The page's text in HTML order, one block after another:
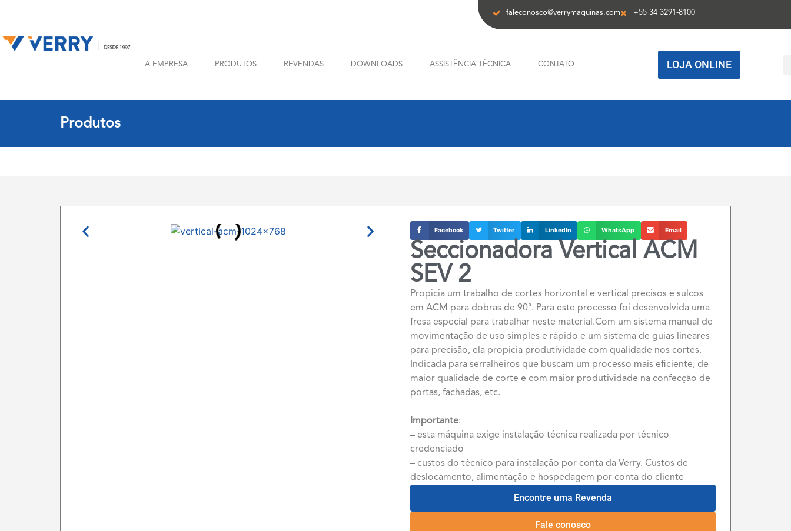
faleconosco@verrymaquinas.com +55 34 3291-8100
A EMPRESA PRODUTOS REVENDAS DOWNLOADS ASSISTÊNCIA TÉCNICA CONTATO LOJA ONLINE
Produtos
Facebook Twitter LinkedIn WhatsApp Email
Seccionadora Vertical ACM
SEV 2
Propicia um trabalho de cortes horizontal e vertical precisos e sulcos
em ACM para dobras de 90°. Para este processo foi desenvolvida uma
fresa especial para trabalhar neste material.Com um sistema manual de
movimentação de uso simples e rápido e um sistema de guias lineares
para precisão, ela propicia produtividade com qualidade nos cortes.
Indicada para serralheiros que buscam um processo mais eficiente, de
maior qualidade de corte e com maior produtividade na confecção de
portas, fachadas, etc.
Importante:
– esta máquina exige instalação técnica realizada por técnico
credenciado
– custos do técnico para instalação por conta da Verry. Custos de
deslocamento, alimentação e hospedagem por conta do cliente
Encontre uma Revenda
Fale conosco